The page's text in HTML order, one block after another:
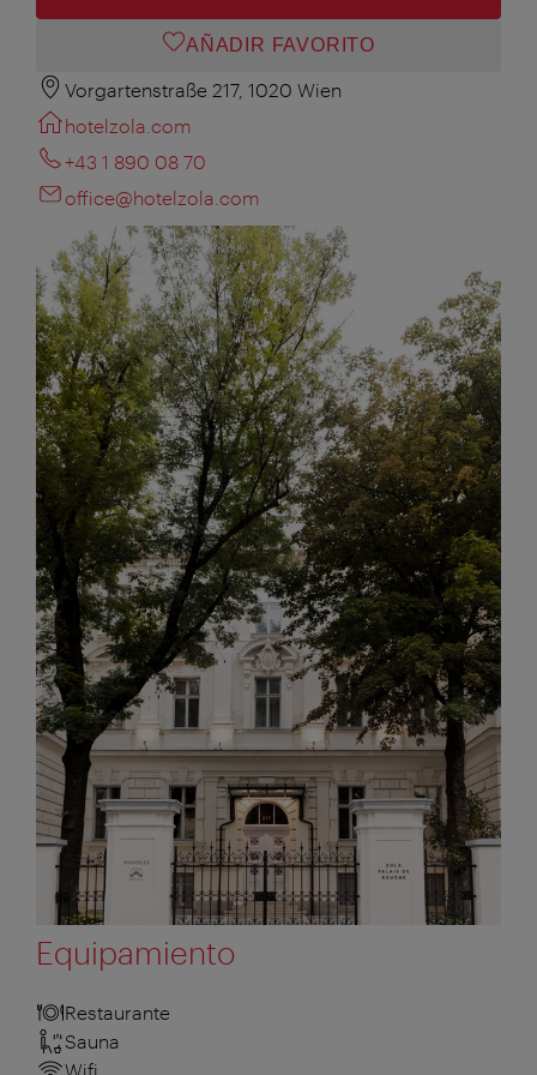
AÑADIR FAVORITO
Vorgartenstraße 217, 1020 Wien
hotelzola.com
+43 1 890 08 70
office@hotelzola.com
Equipamiento
Restaurante
Sauna
Wifi